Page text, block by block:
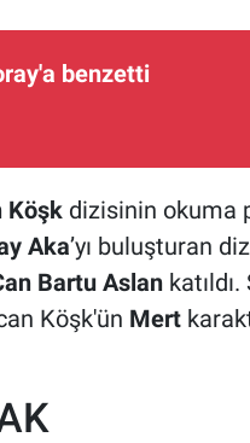
benzetti
Köşk dizisinin okuma
Aka’yı buluşturan
Bartu Aslan katıldı.
Köşk'ün Mert